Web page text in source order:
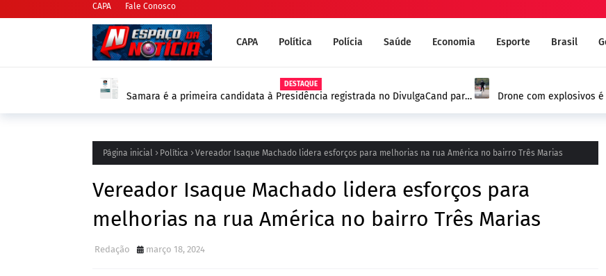
CAPA Fale Conosco
CAPA Política Polícia Saúde Economia Esporte Brasil
DESTAQUE
Samara é a primeira candidata à Presidência registrada no DivulgaCand para
Drone com explosivos é
Página inicial Política Vereador Isaque Machado lidera esforços para melhorias na rua América no bairro Três Marias
Vereador Isaque Machado lidera esforços para
melhorias na rua América no bairro Três Marias
Redação março 18, 2024